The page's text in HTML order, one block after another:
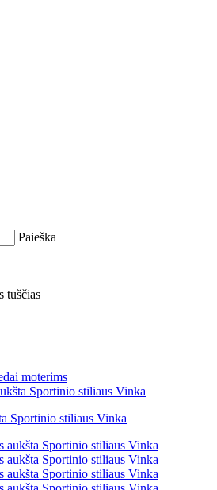
Paieška
tuščias
moterims
Sportinio stiliaus Vinka